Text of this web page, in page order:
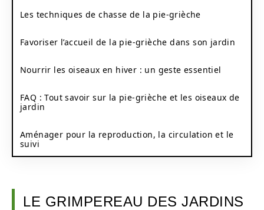
Les techniques de chasse de la pie-grièche
Favoriser l’accueil de la pie-grièche dans son jardin
Nourrir les oiseaux en hiver : un geste essentiel
FAQ : Tout savoir sur la pie-grièche et les oiseaux de
jardin
Aménager pour la reproduction, la circulation et le
suivi
LE GRIMPEREAU DES JARDINS